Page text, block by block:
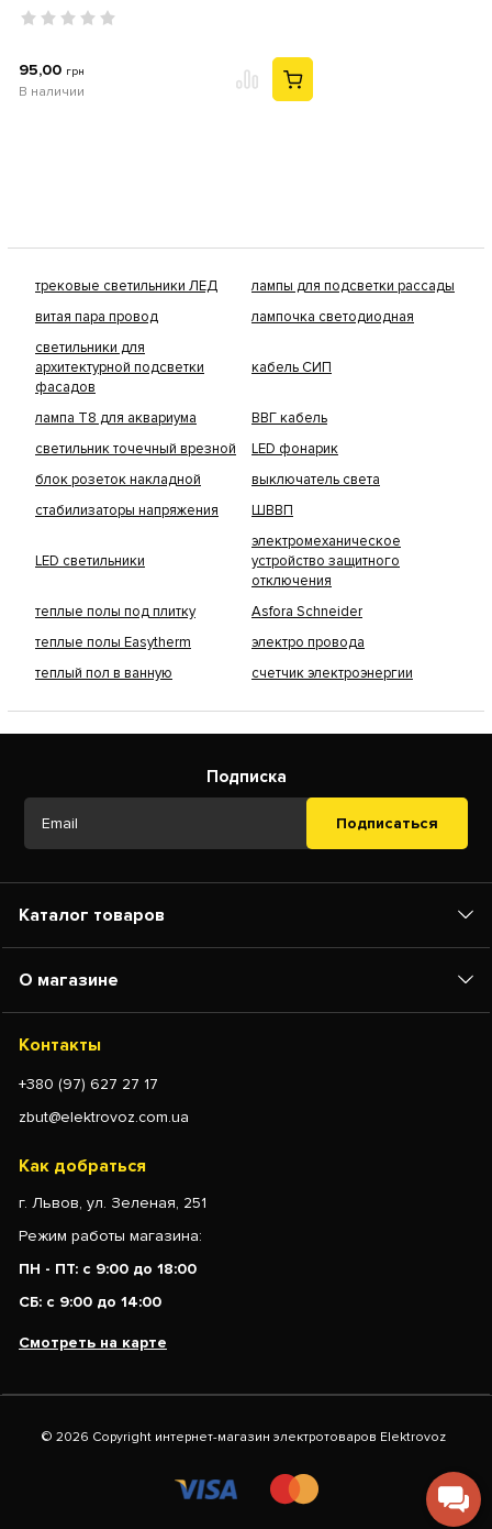
95,00 грн
В наличии
трековые светильники ЛЕД
лампы для подсветки рассады
витая пара провод
лампочка светодиодная
светильники для
архитектурной подсветки
фасадов
кабель СИП
лампа Т8 для аквариума
ВВГ кабель
светильник точечный врезной
LED фонарик
блок розеток накладной
выключатель света
стабилизаторы напряжения
ШВВП
LED светильники
электромеханическое
устройство защитного
отключения
теплые полы под плитку
Asfora Schneider
теплые полы Easytherm
электро провода
теплый пол в ванную
счетчик электроэнергии
Подписка
Подписаться
Каталог товаров
О магазине
Контакты
+380 (97) 627 27 17
zbut@elektrovoz.com.ua
Как добраться
г. Львов, ул. Зеленая, 251
Режим работы магазина:
ПН - ПТ: с 9:00 до 18:00
СБ: с 9:00 до 14:00
Смотреть на карте
© 2026 Copyright интернет-магазин электротоваров Elektrovoz